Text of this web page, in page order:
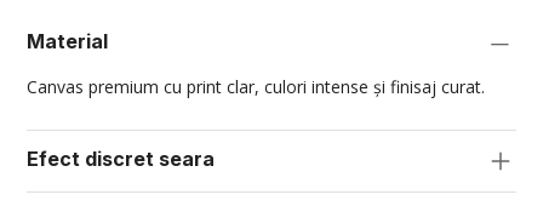
Material
Canvas premium cu print clar, culori intense și finisaj curat.
Efect discret seara